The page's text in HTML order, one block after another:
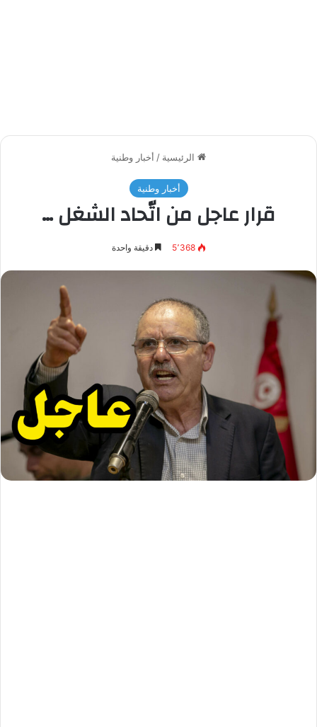
الرئيسية / أخبار وطنية
أخبار وطنية
قرار عاجل من اتّحاد الشغل …
5٬368 دقيقة واحدة